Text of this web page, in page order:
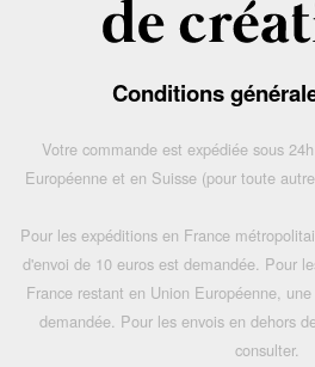
Conditions
Votre commande est expédiée sous
Européenne et en Suisse (pour toute
Pour les expéditions en France
d'envoi de 10 euros est demandée. Pour
France restant en Union Européenne,
demandée. Pour les envois en dehors
consulter.